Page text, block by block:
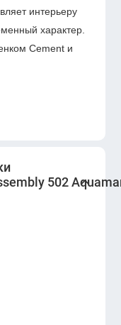
интерьеру
характер.
Cement и
добавляет
долгий срок
502